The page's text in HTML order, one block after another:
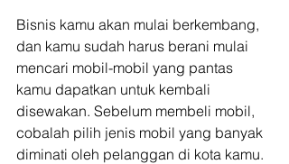
Bisnis kamu akan mulai berkembang,
dan kamu sudah harus berani mulai
mencari mobil-mobil yang pantas
kamu dapatkan untuk kembali
disewakan. Sebelum membeli mobil,
cobalah pilih jenis mobil yang banyak
diminati oleh pelanggan di kota kamu.